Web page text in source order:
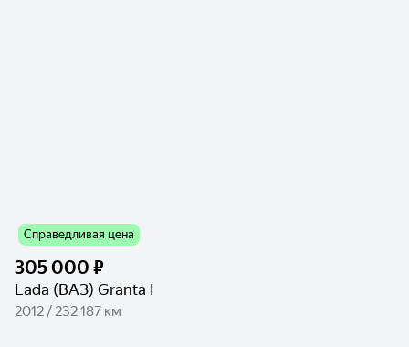
Справедливая цена
305 000 ₽
Lada (ВАЗ) Granta I
2012 / 232 187 км